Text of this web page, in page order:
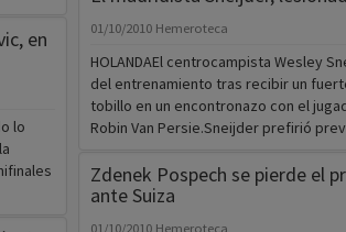
en
lo
01/10/2010 Hemeroteca
HOLANDAEl centrocampista Wesley
del entrenamiento tras recibir un
tobillo en un encontronazo con el
Robin Van Persie.Sneijder prefirió
Zdenek Pospech se pierde el
ante Suiza
01/10/2010 Hemeroteca